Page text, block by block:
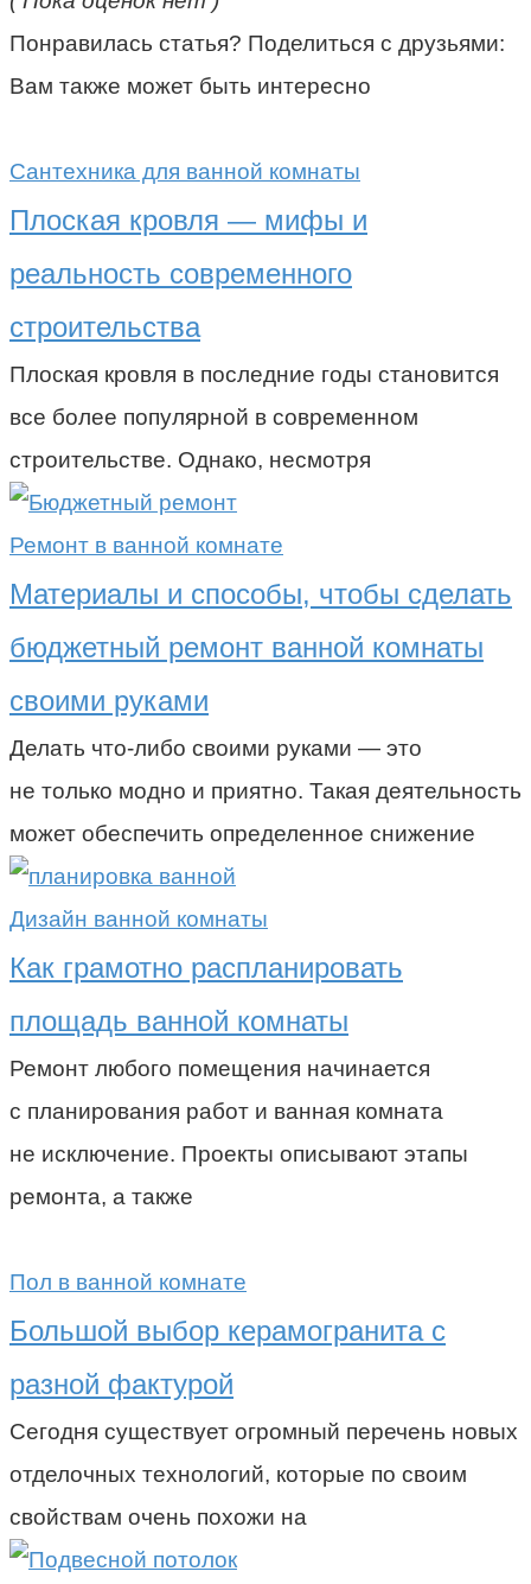
Понравилась статья? Поделиться с друзьями:
Вам также может быть интересно
Сантехника для ванной комнаты
Плоская кровля — мифы и
реальность современного
строительства
Плоская кровля в последние годы становится
все более популярной в современном
строительстве. Однако, несмотря
Ремонт в ванной комнате
Материалы и способы, чтобы сделать
бюджетный ремонт ванной комнаты
своими руками
Делать что-либо своими руками — это
не только модно и приятно. Такая деятельность
может обеспечить определенное снижение
Дизайн ванной комнаты
Как грамотно распланировать
площадь ванной комнаты
Ремонт любого помещения начинается
с планирования работ и ванная комната
не исключение. Проекты описывают этапы
ремонта, а также
Пол в ванной комнате
Большой выбор керамогранита с
разной фактурой
Сегодня существует огромный перечень новых
отделочных технологий, которые по своим
свойствам очень похожи на